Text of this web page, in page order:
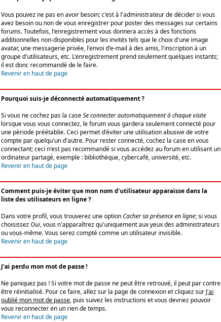
Vous pouvez ne pas en avoir besoin; c'est à l'administrateur de décider si vous
avez besoin ou non de vous enregistrer pour poster des messages sur certains
forums. Toutefois, l'enregistrement vous donnera accès à des fonctions
additionnelles non-disponibles pour les invités tels que le choix d'une image
avatar, une messagerie privée, l'envoi d'e-mail à des amis, l'inscription à un
groupe d'utilisateurs, etc. L'enregistrement prend seulement quelques instants;
il est donc recommandé de le faire.
Revenir en haut de page
Pourquoi suis-je déconnecté automatiquement ?
Si vous ne cochez pas la caseSe connecter automatiquement à chaque visite
lorsque vous vous connectez, le forum vous gardera seulement connecté pour
une période préétablie. Ceci permet d'éviter une utilisation abusive de votre
compte par quelqu'un d'autre. Pour rester connecté, cochez la case en vous
connectant; ceci n'est pas recommandé si vous accédez au forum en utilisant un
ordinateur partagé, exemple : bibliothèque, cybercafé, université, etc.
Revenir en haut de page
Comment puis-je éviter que mon nom d'utilisateur apparaisse dans la
liste des utilisateurs en ligne ?
Dans votre profil, vous trouverez une optionCacher sa présence en ligne; si vous
choisissezOui, vous n'apparaîtrez qu'uniquement aux yeux des administrateurs
ou vous-même. Vous serez compté comme un utilisateur invisible.
Revenir en haut de page
J'ai perdu mon mot de passe !
Ne paniquez pas ! Si votre mot de passe ne peut être retrouvé, il peut par contre
être réinitialisé. Pour ce faire, allez sur la page de connexion et cliquez sur J'ai
oublié mon mot de passe, puis suivez les instructions et vous devriez pouvoir
vous reconnecter en un rien de temps.
Revenir en haut de page